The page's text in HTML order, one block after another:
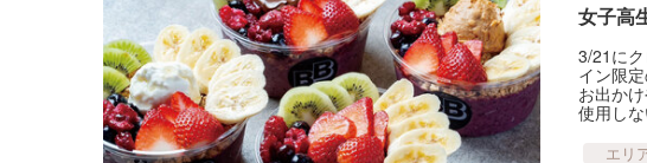
女子高
3/21に
イン限
お出か
使用し
エリ